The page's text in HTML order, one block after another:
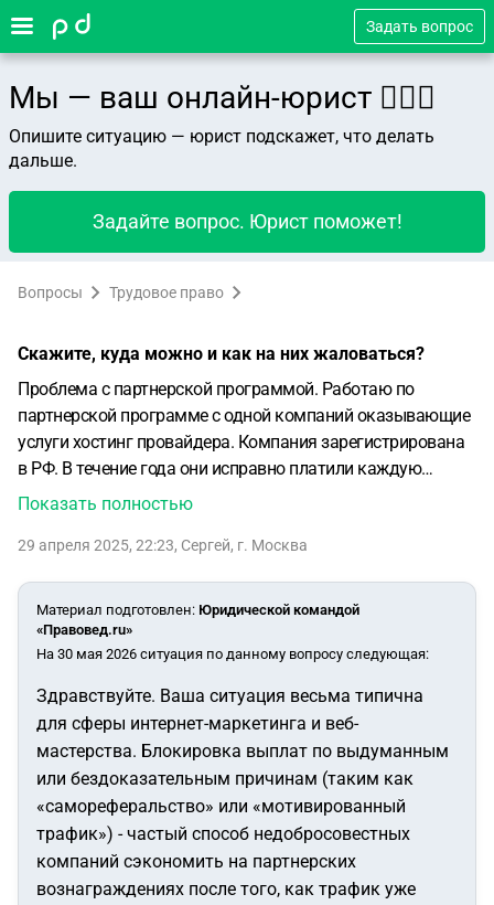
Задать вопрос
Мы — ваш онлайн-юрист 👨🏻‍⚖️
Опишите ситуацию — юрист подскажет, что делать
дальше.
Задайте вопрос. Юрист поможет!
Вопросы Трудовое право
Скажите, куда можно и как на них жаловаться?
Проблема с партнерской программой. Работаю по
партнерской программе с одной компаний оказывающие
услуги хостинг провайдера. Компания зарегистрирована
в РФ. В течение года они исправно платили каждую
неделю. Спустя год, сказали, что для вывода средств
после этого система провела вывод. Но по факту деньги я
отмалчивалась. После я попросил одного из реферала
задать этот вопрос в тех поддержку.
что я являюсь и партнером и рефералом, по этому
будут. Не предоставив никаких доказательств.Скажите,
куда можно и как на них жаловаться?
Показать полностью
29 апреля 2025, 22:23, Сергей, г. Москва
Материал подготовлен: Юридической командой
«Правовед.ru»
На 30 мая 2026 ситуация по данному вопросу следующая:
Здравствуйте. Ваша ситуация весьма типична
для сферы интернет-маркетинга и веб-
мастерства. Блокировка выплат по выдуманным
или бездоказательным причинам (таким как
«самореферальство» или «мотивированный
трафик») - частый способ недобросовестных
компаний сэкономить на партнерских
вознаграждениях после того, как трафик уже